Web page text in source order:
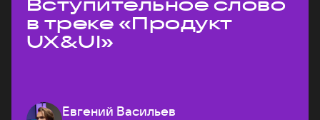
Вступительное слово
в треке «Продукт
UX&UI»
Евгений Васильев